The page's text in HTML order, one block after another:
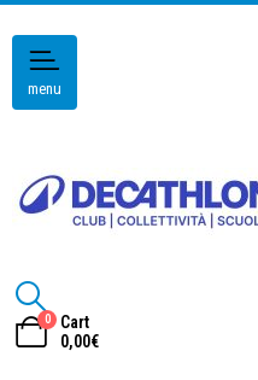
menu
0
Cart
0,00€